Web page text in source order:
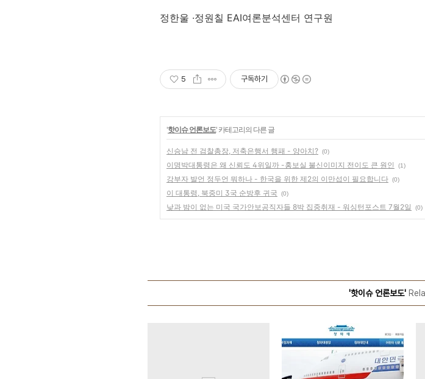
정한울 ·정원칠 EAI여론분석센터 연구원
5 구독하기
'핫이슈 언론보도' 카테고리의 다른 글
신승남 전 검찰총장, 저축은행서 행패 - 양아치? (0)
이명박대통령은 왜 신뢰도 4위일까 -홍보실 불신이미지 전이도 큰 원인 (1)
강부자 발언 정두언 뭐하나 - 한국을 위한 제2의 이만섭이 필요합니다 (0)
이 대통령, 북중미 3국 순방후 귀국 (0)
낮과 밤이 없는 미국 국가안보공직자들 8박 집중취재 - 워싱턴포스트 7월2일 (0)
'핫이슈 언론보도'